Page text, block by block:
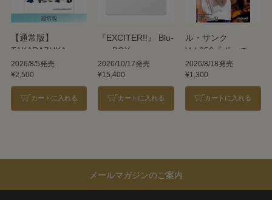
【通常版】
TAKARAZUKA
REVUE 2026
2026/8/5発売
¥2,500
カートに入れる
『EXCITER!!』 Blu-
ray BOX
2026/10/17発売
¥15,400
カートに入れる
ル・サンク
Vol.256『ポーの一
族』＜雪組＞
2026/8/18発売
¥1,300
カートに入れる
メールマガジンのご案内